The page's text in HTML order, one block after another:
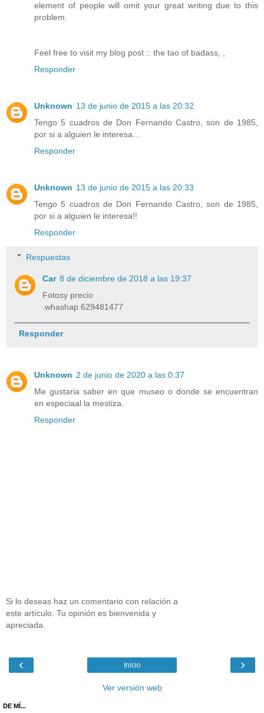
element of people will omit your great writing due to this
problem.
Feel free to visit my blog post :: the tao of badass,
Responder
Unknown 13 de junio de 2015 a las 20:32
Tengo 5 cuadros de Don Fernando Castro, son de 1985,
por si a alguien le interesa...
Responder
Unknown 13 de junio de 2015 a las 20:33
Tengo 5 cuadros de Don Fernando Castro, son de 1985,
por si a alguien le interesa!!
Responder
Respuestas
Car 8 de diciembre de 2018 a las 19:37
Fotosy precio
.whashap 629481477
Responder
Unknown 2 de junio de 2020 a las 0:37
Me gustaria saber en que museo o donde se encuentran
en especiaal la mestiza.
Responder
Si lo deseas haz un comentario con relación a
este artículo. Tu opinión es bienvenida y
apreciada.
‹ ›
Inicio
Ver versión web
DE MÍ...